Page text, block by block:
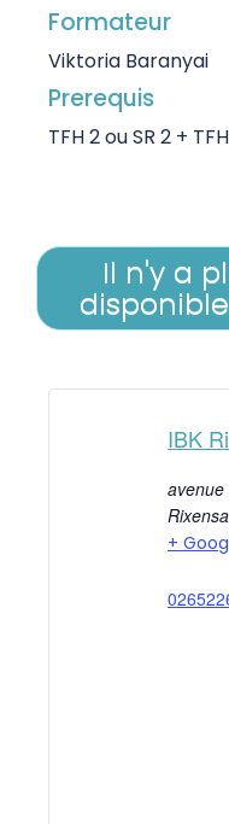
Formateur
Viktoria Baranyai
Prerequis
TFH 2 ou SR 2 + TFH
Il n'y a
IBK
avenue
+